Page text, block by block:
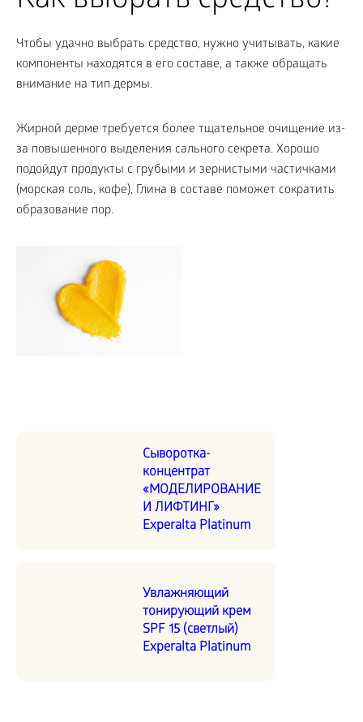
Чтобы удачно выбрать средство, нужно учитывать, какие
компоненты находятся в его составе, а также обращать
внимание на тип дермы.
Жирной дерме требуется более тщательное очищение из-
за повышенного выделения сального секрета. Хорошо
подойдут продукты с грубыми и зернистыми частичками
(морская соль, кофе), Глина в составе поможет сократить
образование пор.
Сыворотка-
концентрат
«МОДЕЛИРОВАНИЕ
И ЛИФТИНГ»
Experalta Platinum
Увлажняющий
тонирующий крем
SPF 15 (светлый)
Experalta Platinum